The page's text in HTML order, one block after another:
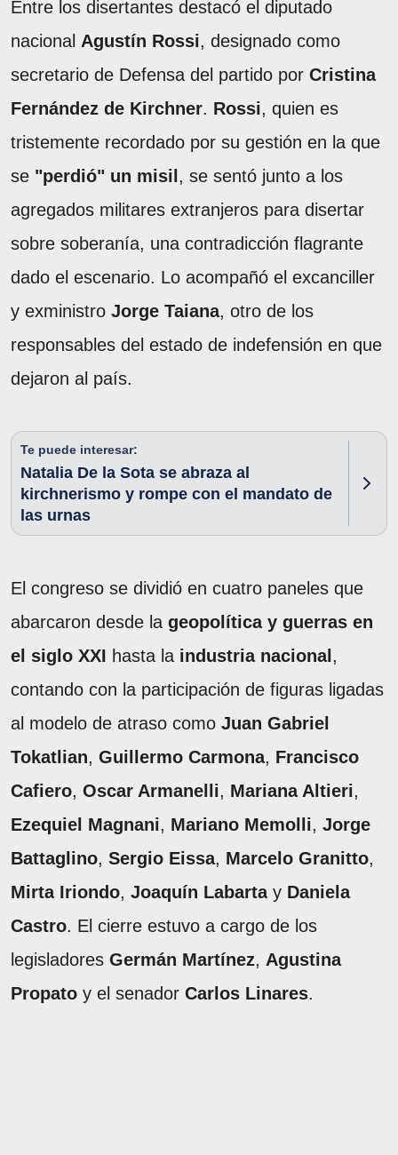
Entre los disertantes destacó el diputado
nacional Agustín Rossi, designado como
secretario de Defensa del partido por Cristina
Fernández de Kirchner. Rossi, quien es
tristemente recordado por su gestión en la que
se "perdió" un misil , se sentó junto a los
agregados militares extranjeros para disertar
sobre soberanía, una contradicción flagrante
dado el escenario. Lo acompañó el excanciller
y exministro Jorge Taiana, otro de los
responsables del estado de indefensión en que
dejaron al país.
Te puede interesar:
Natalia De la Sota se abraza al
kirchnerismo y rompe con el mandato de
las urnas
El congreso se dividió en cuatro paneles que
abarcaron desde la geopolítica y guerras en
el siglo XXI hasta la industria nacional ,
contando con la participación de figuras ligadas
al modelo de atraso como Juan Gabriel
Tokatlian, Guillermo Carmona, Francisco
Cafiero, Oscar Armanelli, Mariana Altieri,
Ezequiel Magnani, Mariano Memolli, Jorge
Battaglino, Sergio Eissa, Marcelo Granitto,
Mirta Iriondo, Joaquín Labartay Daniela
Castro. El cierre estuvo a cargo de los
legisladores Germán Martínez, Agustina
Propato y el senador Carlos Linares.